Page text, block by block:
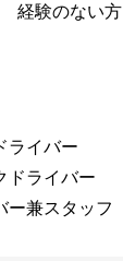
経験のない方
ライバー
ドライバー
ー兼スタッフ